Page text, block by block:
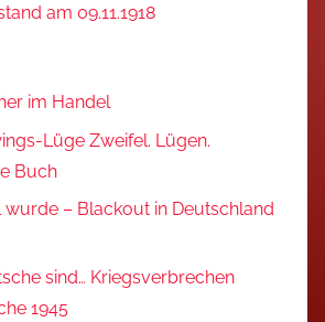
am 09.11.1918
im Handel
Lüge Zweifel. Lügen.
Buch
wurde – Blackout in Deutschland
sind… Kriegsverbrechen
1945